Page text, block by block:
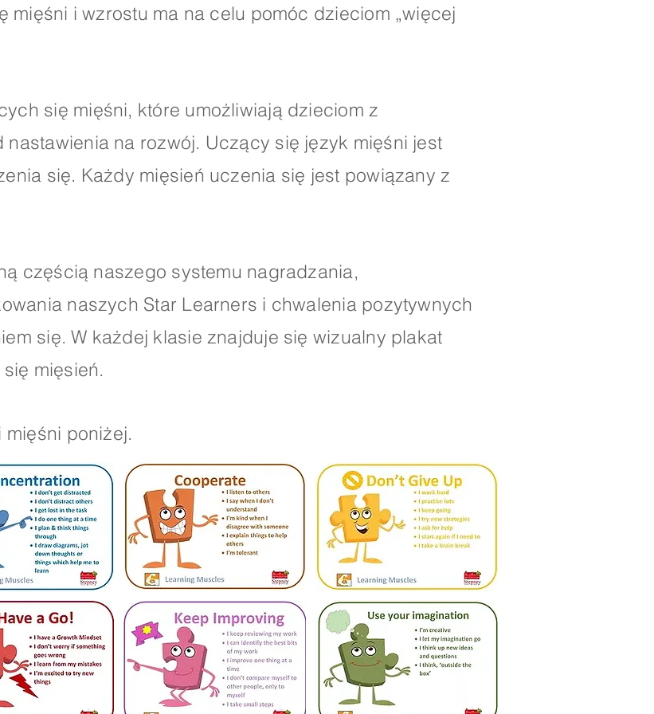
mięśni i wzrostu ma na celu pomóc dzieciom „więcej
się mięśni, które umożliwiają dzieciom z
na rozwój. Uczący się język mięśni jest
się. Każdy mięsień uczenia się jest powiązany z
częścią naszego systemu nagradzania,
naszych Star Learners i chwalenia pozytywnych
się. W każdej klasie znajduje się wizualny plakat
mięsień.
poniżej.